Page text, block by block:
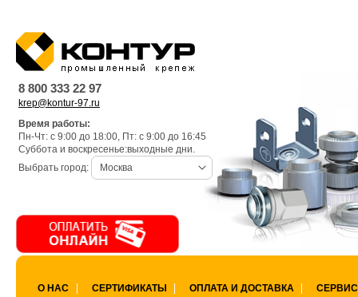
8 800 333 22 97
krep@kontur-97.ru
Время работы:
Пн-Чт: с 9:00 до 18:00, Пт: с 9:00 до 16:45
Суббота и воскресенье:выходные дни.
Выбрать город:
Москва
О НАС СЕРТИФИКАТЫ ОПЛАТА И ДОСТАВКА СЕРВИС
Warning: is_dir(): open_basedir
k97/lang) is not within the
/var/www/privarka-k97/data/
k97.ru/bitrix/modules/main/lib/
Warning: is_dir(): open_basedir
not within the allowed path(s): (/
/var/www/privarka-k97/data/